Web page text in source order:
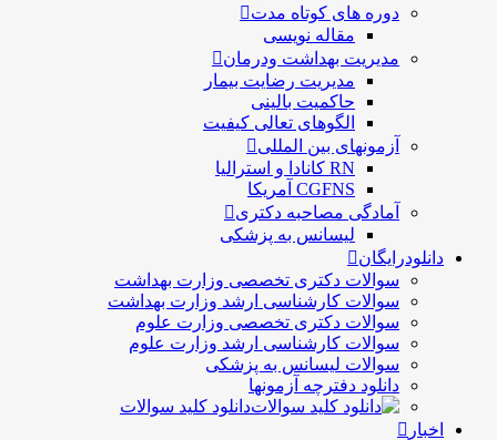
دوره های کوتاه مدت
مقاله نویسی
مدیریت بهداشت ودرمان
مديريت رضايت بيمار
حاكميت بالينی
الگوهای تعالی کيفيت
آزمونهای بین المللی
RN کانادا و استرالیا
CGFNS آمریکا
آمادگی مصاحبه دکتری
لیسانس به پزشکی
دانلودرایگان
سوالات دکتری تخصصی وزارت بهداشت
سوالات کارشناسی ارشد وزارت بهداشت
سوالات دکتری تخصصی وزارت علوم
سوالات کارشناسی ارشد وزارت علوم
سوالات لیسانس به پزشکی
دانلود دفترچه آزمونها
دانلود کلید سوالات
اخبار